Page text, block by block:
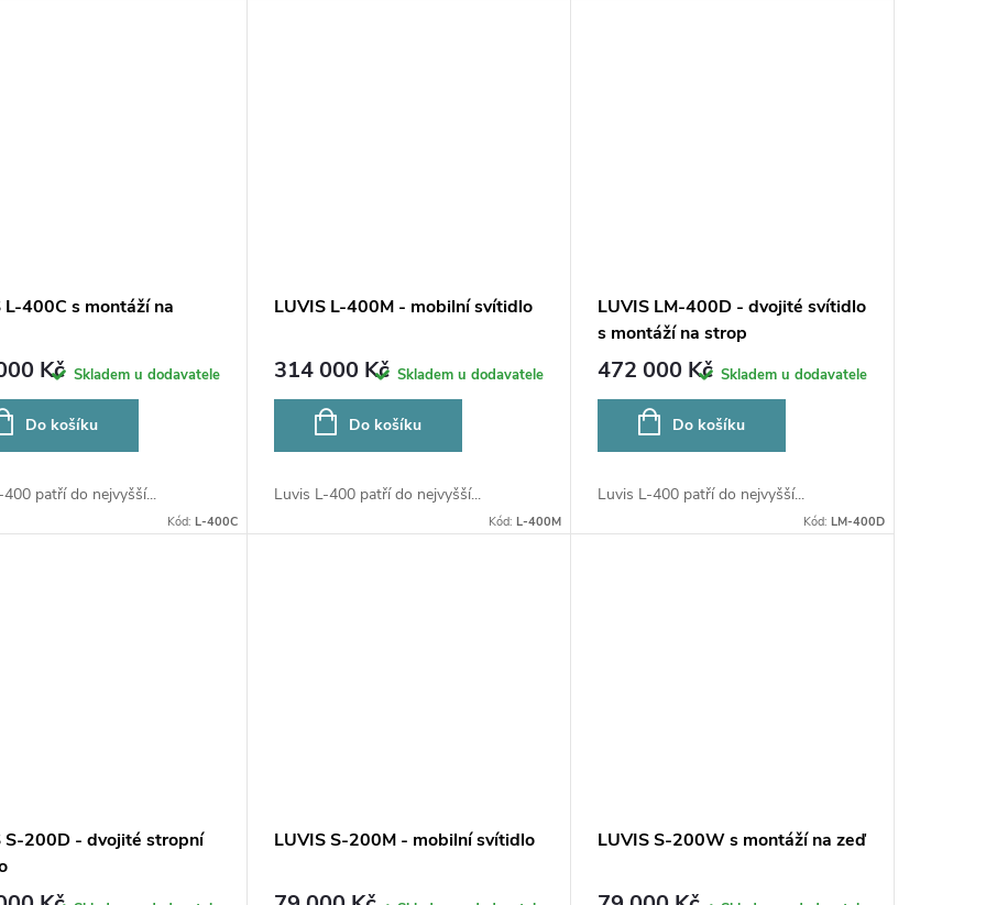
L-400C s montáží na
Kč Skladem u dodavatele
Do košíku
patří do nejvyšší...
Kód: L-400C
LUVIS L-400M - mobilní svítidlo
314 000 Kč Skladem u dodavatele
Do košíku
Luvis L-400 patří do nejvyšší...
Kód: L-400M
LUVIS LM-400D - dvojité svítidlo
s montáží na strop
472 000 Kč Skladem u dodavatele
Do košíku
Luvis L-400 patří do nejvyšší...
Kód: LM-400D
S-200D - dvojité stropní
LUVIS S-200M - mobilní svítidlo LUVIS S-200W s montáží na zeď